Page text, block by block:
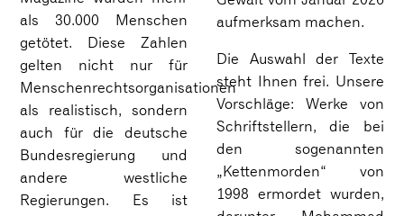
als 30.000 Menschen
getötet. Diese Zahlen
gelten nicht nur für
Menschenrechtsorganisationen
als realistisch, sondern
auch für die deutsche
Bundesregierung und
andere westliche
Regierungen. Es ist
aufmerksam machen.
Die Auswahl der Texte
steht Ihnen frei. Unsere
Vorschläge: Werke von
Schriftstellern, die bei
den sogenannten
„Kettenmorden“ von
1998 ermordet wurden,